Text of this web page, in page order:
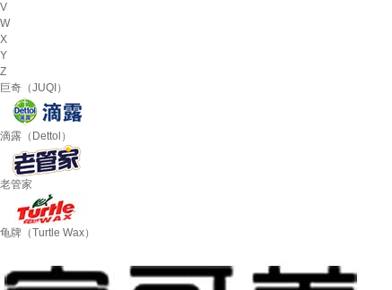
V
W
X
Y
Z
巨奇（JUQI）
滴露（Dettol）
老管家
龟牌（Turtle Wax）